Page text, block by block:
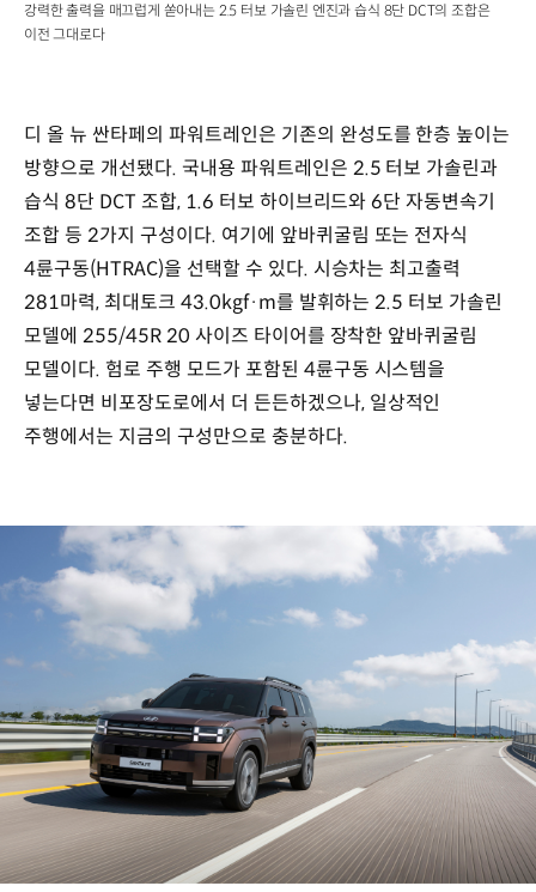
강력한 출력을 매끄럽게 쏟아내는 2.5 터보 가솔린 엔진과 습식 8단 DCT의 조합은
이전 그대로다
디 올 뉴 싼타페의 파워트레인은 기존의 완성도를 한층 높이는
방향으로 개선됐다. 국내용 파워트레인은 2.5 터보 가솔린과
습식 8단 DCT 조합, 1.6 터보 하이브리드와 6단 자동변속기
조합 등 2가지 구성이다. 여기에 앞바퀴굴림 또는 전자식
4륜구동(HTRAC)을 선택할 수 있다. 시승차는 최고출력
281마력, 최대토크 43.0kgf·m를 발휘하는 2.5 터보 가솔린
모델에 255/45R 20 사이즈 타이어를 장착한 앞바퀴굴림
모델이다. 험로 주행 모드가 포함된 4륜구동 시스템을
넣는다면 비포장도로에서 더 든든하겠으나, 일상적인
주행에서는 지금의 구성만으로 충분하다.